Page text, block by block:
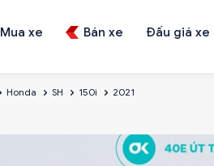
Mua xe Bán xe Đấu giá xe
Honda SH 150i 2021